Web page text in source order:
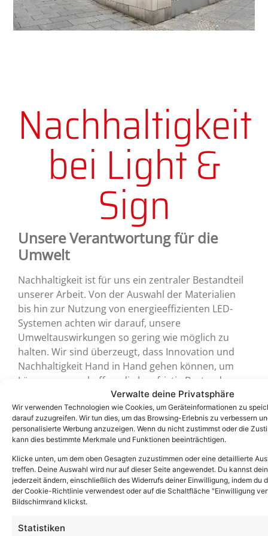
Verwalte deine Privatsphäre
Wir verwenden Technologien wie Cookies, um Geräteinformationen zu
darauf zuzugreifen. Wir tun dies, um das Browsing-Erlebnis zu verbessern
personalisierte Werbung anzuzeigen. Wenn du nicht zustimmst oder die
kann dies bestimmte Merkmale und Funktionen beeinträchtigen.
Klicke unten, um dem oben Gesagten zuzustimmen oder eine detaillierte
treffen. Deine Auswahl wird nur auf dieser Seite angewendet. Du kannst
jederzeit ändern, einschließlich des Widerrufs deiner Einwilligung, indem du
der Cookie-Richtlinie verwendest oder auf die Schaltfläche "Einwilligung
Bildschirmrand klickst.
Statistiken
Nachhaltigkeit
bei Light &
Sign
Unsere Verantwortung für die
Umwelt
Nachhaltigkeit ist für uns ein zentraler Bestandteil
unserer Arbeit. Von der Auswahl der Materialien
bis hin zur Nutzung von energieeffizienten LED-
Systemen achten wir darauf, unsere
Umweltauswirkungen so gering wie möglich zu
halten. Wir sind überzeugt, dass Innovation und
Nachhaltigkeit Hand in Hand gehen können, um
Lösungen zu schaffen, die langfristig Bestand
Mehr Informationen